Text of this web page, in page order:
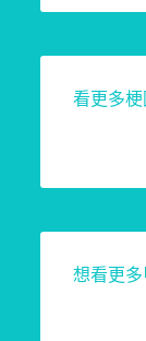
看更多
想看更